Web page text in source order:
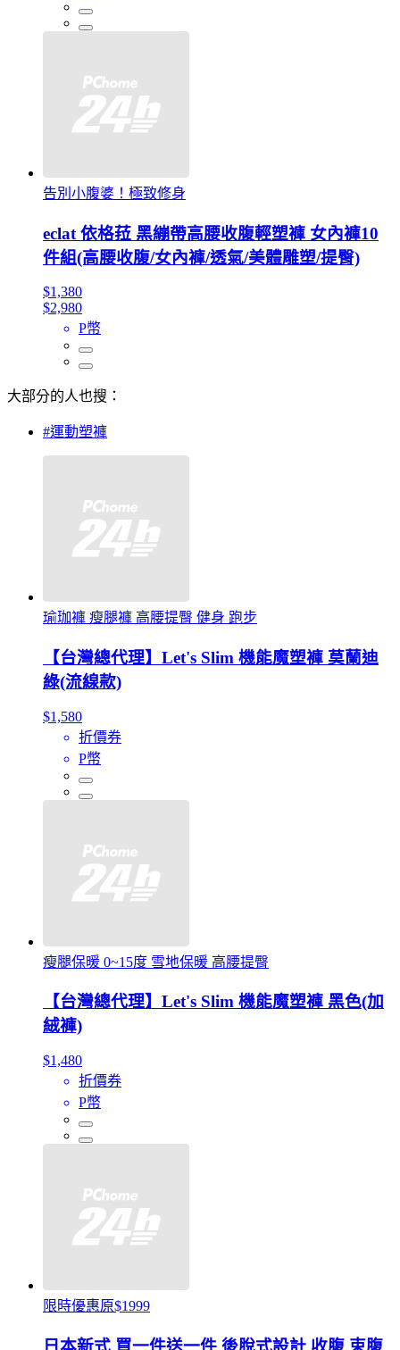
告別小腹婆！極致修身
eclat 依格菈 黑繃帶高腰收腹輕塑褲 女內褲10
件組(高腰收腹/女內褲/透氣/美體雕塑/提臀)
$1,380
$2,980
P幣
大部分的人也搜：
#運動塑褲
瑜珈褲 瘦腿褲 高腰提臀 健身 跑步
【台灣總代理】Let's Slim 機能魔塑褲 莫蘭迪
綠(流線款)
$1,580
折價券
P幣
瘦腿保暖 0~15度 雪地保暖 高腰提臀
【台灣總代理】Let's Slim 機能魔塑褲 黑色(加
絨褲)
$1,480
折價券
P幣
限時優惠原$1999
日本新式 買一件送一件 後脫式設計 收腹 束腹